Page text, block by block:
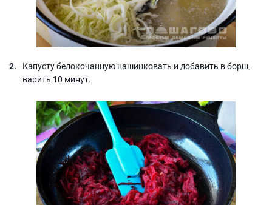
Капусту белокочанную нашинковать и добавить в борщ,
варить 10 минут.